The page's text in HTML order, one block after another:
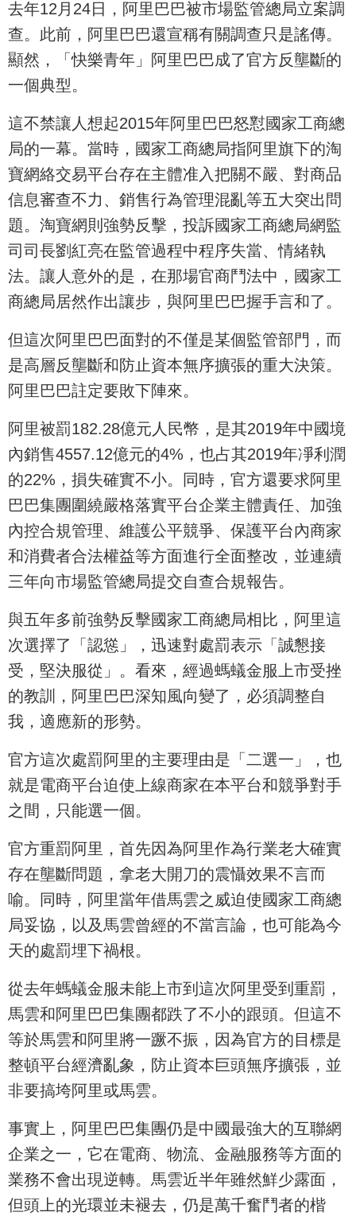
去年12月24日，阿里巴巴被市場監管總局立案調
查。此前，阿里巴巴還宣稱有關調查只是謠傳。
顯然，「快樂青年」阿里巴巴成了官方反壟斷的
一個典型。
這不禁讓人想起2015年阿里巴巴怒懟國家工商總
局的一幕。當時，國家工商總局指阿里旗下的淘
寶網絡交易平台存在主體准入把關不嚴、對商品
信息審查不力、銷售行為管理混亂等五大突出問
題。淘寶網則強勢反擊，投訴國家工商總局網監
司司長劉紅亮在監管過程中程序失當、情緒執
法。讓人意外的是，在那場官商鬥法中，國家工
商總局居然作出讓步，與阿里巴巴握手言和了。
但這次阿里巴巴面對的不僅是某個監管部門，而
是高層反壟斷和防止資本無序擴張的重大決策。
阿里巴巴註定要敗下陣來。
阿里被罰182.28億元人民幣，是其2019年中國境
內銷售4557.12億元的4%，也占其2019年凈利潤
的22%，損失確實不小。同時，官方還要求阿里
巴巴集團圍繞嚴格落實平台企業主體責任、加強
內控合規管理、維護公平競爭、保護平台內商家
和消費者合法權益等方面進行全面整改，並連續
三年向市場監管總局提交自查合規報告。
與五年多前強勢反擊國家工商總局相比，阿里這
次選擇了「認慫」，迅速對處罰表示「誠懇接
受，堅決服從」。看來，經過螞蟻金服上市受挫
的教訓，阿里巴巴深知風向變了，必須調整自
我，適應新的形勢。
官方這次處罰阿里的主要理由是「二選一」，也
就是電商平台迫使上線商家在本平台和競爭對手
之間，只能選一個。
官方重罰阿里，首先因為阿里作為行業老大確實
存在壟斷問題，拿老大開刀的震懾效果不言而
喻。同時，阿里當年借馬雲之威迫使國家工商總
局妥協，以及馬雲曾經的不當言論，也可能為今
天的處罰埋下禍根。
從去年螞蟻金服未能上市到這次阿里受到重罰，
馬雲和阿里巴巴集團都跌了不小的跟頭。但這不
等於馬雲和阿里將一蹶不振，因為官方的目標是
整頓平台經濟亂象，防止資本巨頭無序擴張，並
非要搞垮阿里或馬雲。
事實上，阿里巴巴集團仍是中國最強大的互聯網
企業之一，它在電商、物流、金融服務等方面的
業務不會出現逆轉。馬雲近半年雖然鮮少露面，
但頭上的光環並未褪去，仍是萬千奮鬥者的楷